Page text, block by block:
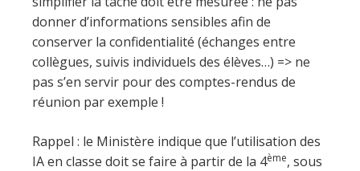
donner d’informations sensibles afin de
conserver la confidentialité (échanges entre
collègues, suivis individuels des élèves…) => ne
pas s’en servir pour des comptes-rendus de
réunion par exemple !
Rappel : le Ministère indique que l’utilisation des
IA en classe doit se faire à partir de la 4ème, sous